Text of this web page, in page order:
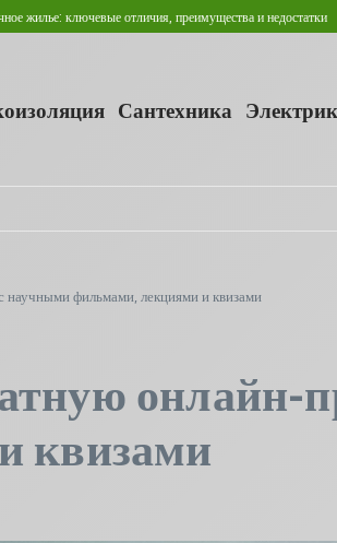
отличия, преимущества и недостатки Виды
Сантехника
фильмами, лекциями и квизами
онлайн-
квизами